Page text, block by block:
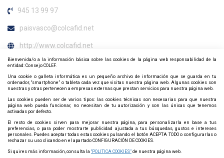
945 13 99 97
paisvasco@colcafid.net
http://www.colcafid.net
Horario de atención al colegiado
Lunes, Miércoles y Viernes 8:30h. a 11:00h.
Contacta y síguenos por redes sociales
Bienvenida/o a la información básica sobre las cookies de la página web responsabilidad de la
entidad: Consejo COLEF.
Una cookie o galleta informática es un pequeño archivo de información que se guarda en tu
ordenador, “smartphone” o tableta cada vez que visitas nuestra página web. Algunas cookies son
nuestras y otras pertenecen a empresas externas que prestan servicios para nuestra página web.
Las cookies pueden ser de varios tipos: las cookies técnicas son necesarias para que nuestra
página web pueda funcionar, no necesitan de tu autorización y son las únicas que tenemos
activadas por defecto.
El resto de cookies sirven para mejorar nuestra página, para personalizarla en base a tus
preferencias, o para poder mostrarte publicidad ajustada a tus búsquedas, gustos e intereses
personales. Puedes aceptar todas estas cookies pulsando el botón ACEPTA TODO o configurarlas o
rechazar su uso clicando en el apartado CONFIGURACIÓN DE COOKIES.
Si quires más información, consulta la “POLITICA COOKIES” de nuestra página web.